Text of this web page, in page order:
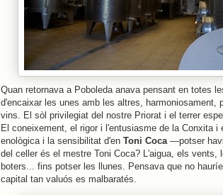
Quan retornava a Poboleda anava pensant en totes
d'encaixar les unes amb les altres, harmoniosament,
vins. El sòl privilegiat del nostre Priorat i el terrer
El coneixement, el rigor i l'entusiasme de la Conxita i
enològica i la sensibilitat d'en Toni Coca—potser
del celler és el mestre Toni Coca? L'aigua, els vents,
boters... fins potser les llunes. Pensava que no
capital tan valuós es malbaratés.